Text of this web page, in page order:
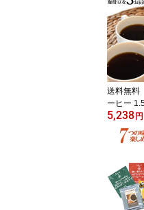
ーヒー
4袋 2kg
ー豆専門
豆 粉
送料無料
ーヒー
わせ自由
珈琲豆
珈琲 ス
5,238 円